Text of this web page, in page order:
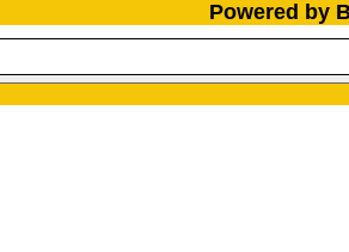
Powered by